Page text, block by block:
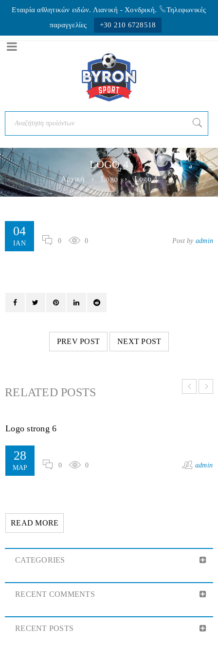
Εταιρία αθλητικών ειδών. Λιανική - Xονδρική.
Τηλεφωνικές
παραγγελίες
+30 210 6728518
LOGO 4
Αρχική › Logo › Logo 4
04
ΙΑΝ 0 0 Post by admin
PREV POST NEXT POST
RELATED POSTS
Logo strong 6
28
ΜΑΡ 0 0 admin
READ MORE
CATEGORIES
RECENT COMMENTS
RECENT POSTS